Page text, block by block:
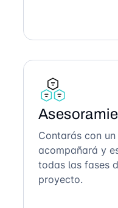
Contarás con
acompañará y
todas las fases
proyecto.